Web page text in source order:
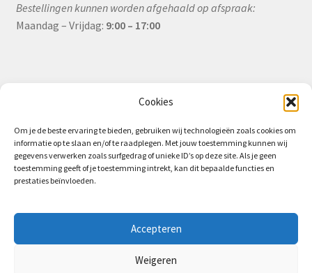
Cookies
Om je de beste ervaring te bieden, gebruiken wij technologieën zoals cookies om
informatie op te slaan en/of te raadplegen. Met jouw toestemming kunnen wij
gegevens verwerken zoals surfgedrag of unieke ID’s op deze site. Als je geen
toestemming geeft of je toestemming intrekt, kan dit bepaalde functies en
prestaties beïnvloeden.
Accepteren
Weigeren
Bestellingen kunnen worden afgehaald op afspraak:
Maandag – Vrijdag: 9:00 – 17:00
Algemene Voorwaarden (B2B)
Privacy & Cookiebeleid